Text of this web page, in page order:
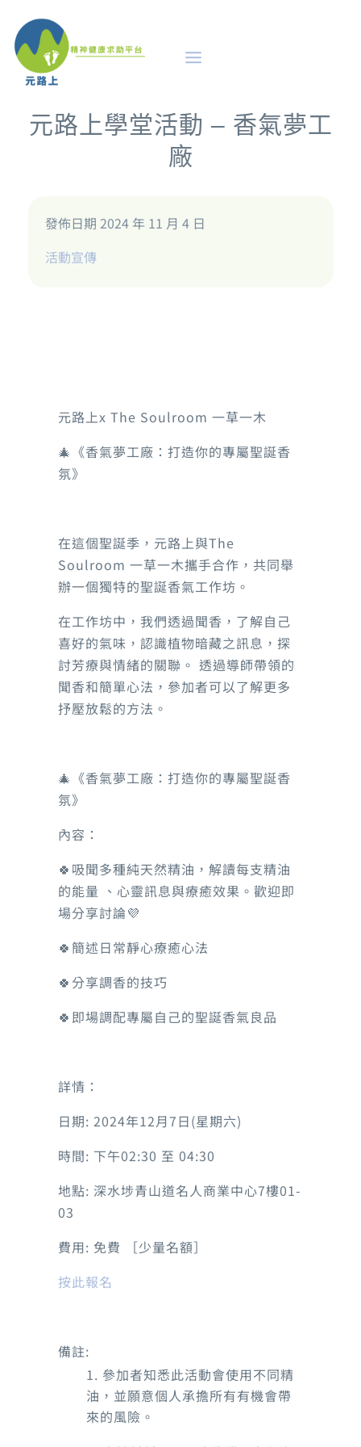
藥物副作用
照顧者角落
社區服務
職業康復服務
院舍
自我療愈系列
輕鬆行山路線
海濱公園
元路上學堂活動 – 香氣夢工
廠
發佈日期 2024 年 11 月 4 日
活動宣傳
元路上x The Soulroom 一草一木
🎄 《香氣夢工廠：打造你的專屬聖誕香
氛》
在這個聖誕季，元路上與The
Soulroom 一草一木攜手合作，共同舉
辦一個獨特的聖誕香氣工作坊。
在工作坊中，我們透過聞香，了解自己
喜好的氣味，認識植物暗藏之訊息，探
討芳療與情緒的關聯。 透過導師帶領的
聞香和簡單心法，參加者可以了解更多
抒壓放鬆的方法。
🎄 《香氣夢工廠：打造你的專屬聖誕香
氛》
內容：
🍀 吸聞多種純天然精油，解讀每支精油
的能量 、心靈訊息與療癒效果。歡迎即
場分享討論💜
🍀 簡述日常靜心療癒心法
🍀 分享調香的技巧
🍀 即場調配專屬自己的聖誕香氣良品
詳情：
日期: 2024年12月7日(星期六)
時間: 下午02:30 至 04:30
地點: 深水埗青山道名人商業中心7樓01-
03
費用: 免費 ［少量名額］
按此報名
備註:
1. 參加者知悉此活動會使用不同精
油，並願意個人承擔所有有機會帶
來的風險。